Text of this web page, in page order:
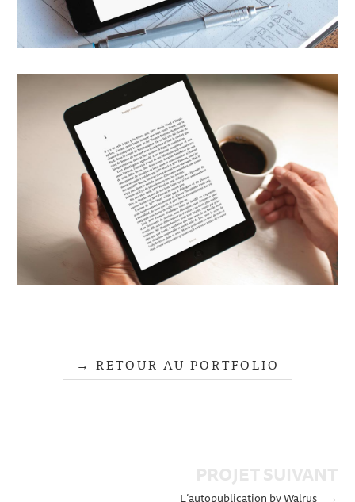
RETOUR AU PORTFOLIO
PROJET SUIVANT
L’autopublication by Walrus →